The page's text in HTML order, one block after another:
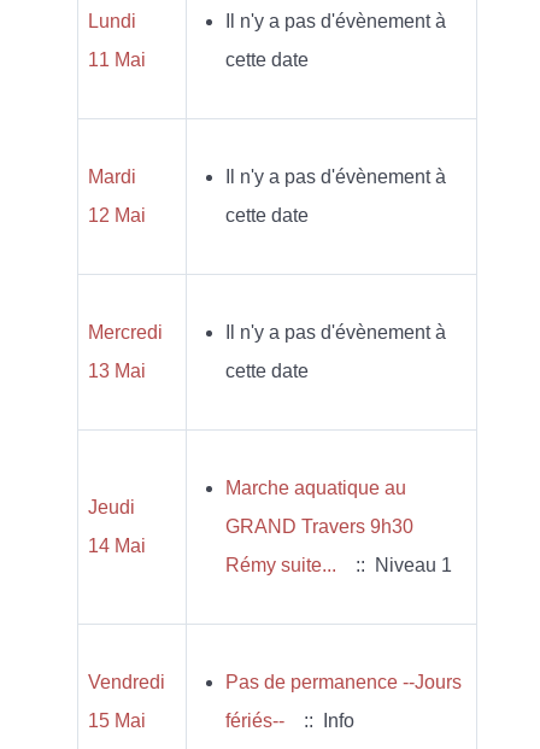
Lundi
11 Mai
Il n'y a pas d'évènement à
cette date
Mardi
12 Mai
Il n'y a pas d'évènement à
cette date
Mercredi
13 Mai
Il n'y a pas d'évènement à
cette date
Jeudi
14 Mai
Marche aquatique au
GRAND Travers 9h30
Rémy suite...
:: Niveau 1
Vendredi
15 Mai
Pas de permanence --Jours
fériés--
:: Info